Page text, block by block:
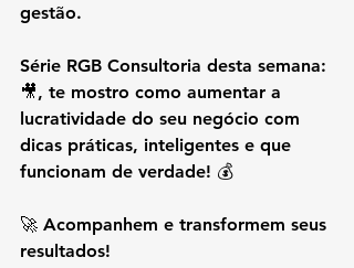
gestão.
Série RGB Consultoria desta semana:
🎥, te mostro como aumentar a
lucratividade do seu negócio com
dicas práticas, inteligentes e que
funcionam de verdade! 💰
🚀 Acompanhem e transformem seus
resultados!